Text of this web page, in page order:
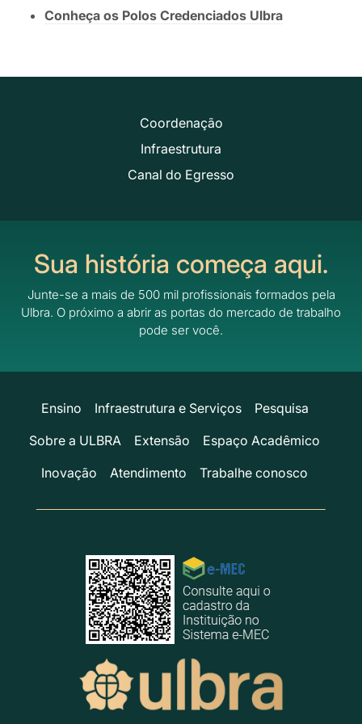
Conheça os Polos Credenciados Ulbra
Coordenação
Infraestrutura
Canal do Egresso
Sua história começa aqui.
Junte-se a mais de 500 mil profissionais formados pela
Ulbra. O próximo a abrir as portas do mercado de trabalho
pode ser você.
Ensino Infraestrutura e Serviços
Pesquisa
Sobre a ULBRA
Extensão
Espaço Acadêmico
Inovação
Atendimento Trabalhe conosco